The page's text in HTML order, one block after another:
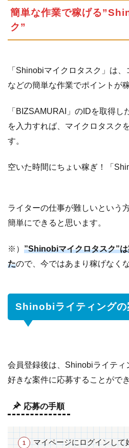
簡単な作業で稼げる
ク”
「Shinobiマイクロタスク」は
などの簡単な作業でポイントが
「BIZSAMURAI」のIDを取得し
を入力すれば、マイクロタスク
す。
空いた時間にちょい稼ぎ！「
ライターの仕事が難しいという
簡単にできると思います。
※） ”Shinobiマイクロタスク”
たので、今ではあまり稼げなく
Shinobiライティングの
会員登録後は、Shinobiライティ
好きな案件に応募することができ
応募の手順
マイページにログインして